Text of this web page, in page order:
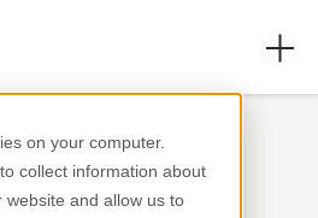
on your computer.
collect information about
website and allow us to